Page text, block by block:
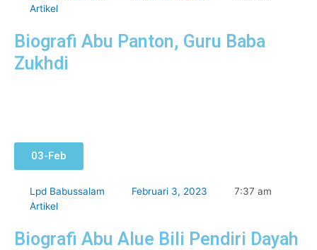
Artikel
Biografi Abu Panton, Guru Baba
Zukhdi
03-Feb
Lpd Babussalam Februari 3, 2023
7:37 am
Artikel
Biografi Abu Alue Bili Pendiri Dayah